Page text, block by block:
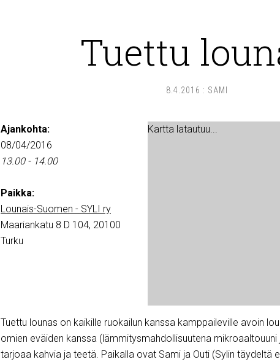
Tuettu
8.4.2016 : SAMI
Kartta latautuu...
Ajankohta:
08/04/2016
13.00 - 14.00
Paikka:
Lounais-Suomen - SYLI ry
Maariankatu 8 D 104, 20100
Turku
Tuettu lounas on kaikille ruokailun kanssa kamppaileville avoin
omien eväiden kanssa (lämmitysmahdollisuutena mikroaaltouuni
tarjoaa kahvia ja teetä. Paikalla ovat Sami ja Outi (Sylin täydeltä